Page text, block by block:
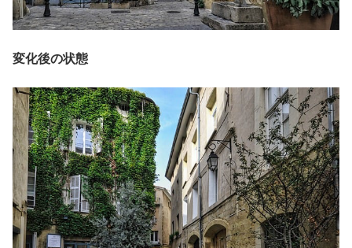
変化後の状態